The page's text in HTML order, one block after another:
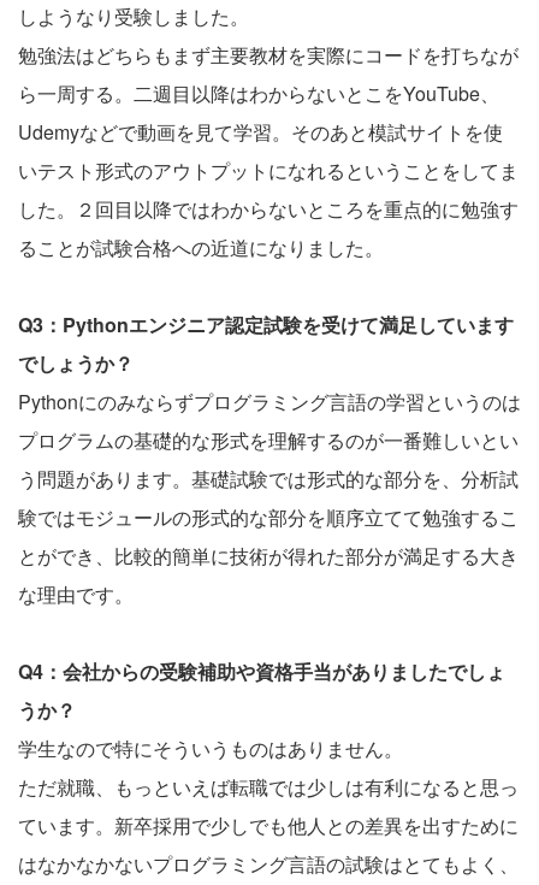
しようなり受験しました。
勉強法はどちらもまず主要教材を実際にコードを打ちなが
ら一周する。二週目以降はわからないとこをYouTube、
Udemyなどで動画を見て学習。そのあと模試サイトを使
いテスト形式のアウトプットになれるということをしてま
した。２回目以降ではわからないところを重点的に勉強す
ることが試験合格への近道になりました。
Q3：Pythonエンジニア認定試験を受けて満足しています
でしょうか？
Pythonにのみならずプログラミング言語の学習というのは
プログラムの基礎的な形式を理解するのが一番難しいとい
う問題があります。基礎試験では形式的な部分を、分析試
験ではモジュールの形式的な部分を順序立てて勉強するこ
とができ、比較的簡単に技術が得れた部分が満足する大き
な理由です。
Q4：会社からの受験補助や資格手当がありましたでしょ
うか？
学生なので特にそういうものはありません。
ただ就職、もっといえば転職では少しは有利になると思っ
ています。新卒採用で少しでも他人との差異を出すために
はなかなかないプログラミング言語の試験はとてもよく、